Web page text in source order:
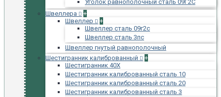
Уголок равнополочный сталь 09Г2С
Швеллера
+
Швеллер
+
Швеллер сталь 09г2с
Швеллер сталь 3пс
Швеллер гнутый равнополочный
Шестигранник калиброванный
+
Шестигранник 40Х
Шестигранник калиброванный сталь 10
Шестигранник калиброванный сталь 20
Шестигранник калиброванный сталь 3